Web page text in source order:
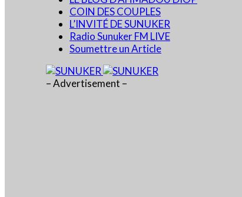
COIN DES COUPLES
L’INVITÉ DE SUNUKER
Radio Sunuker FM LIVE
Soumettre un Article
– Advertisement –